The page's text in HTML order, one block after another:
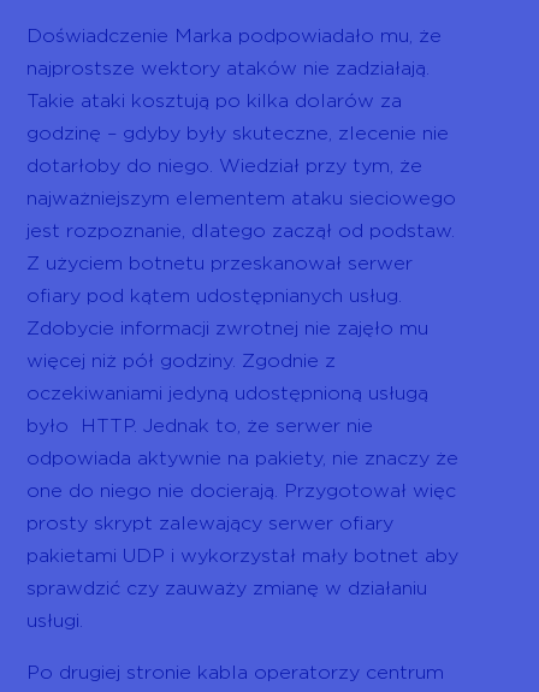
Doświadczenie Marka podpowiadało mu, że
najprostsze wektory ataków nie zadziałają.
Takie ataki kosztują po kilka dolarów za
godzinę – gdyby były skuteczne, zlecenie nie
dotarłoby do niego. Wiedział przy tym, że
najważniejszym elementem ataku sieciowego
jest rozpoznanie, dlatego zaczął od podstaw.
Z użyciem botnetu przeskanował serwer
ofiary pod kątem udostępnianych usług.
Zdobycie informacji zwrotnej nie zajęło mu
więcej niż pół godziny. Zgodnie z
oczekiwaniami jedyną udostępnioną usługą
było HTTP. Jednak to, że serwer nie
odpowiada aktywnie na pakiety, nie znaczy że
one do niego nie docierają. Przygotował więc
prosty skrypt zalewający serwer ofiary
pakietami UDP i wykorzystał mały botnet aby
sprawdzić czy zauważy zmianę w działaniu
usługi.
Po drugiej stronie kabla operatorzy centrum